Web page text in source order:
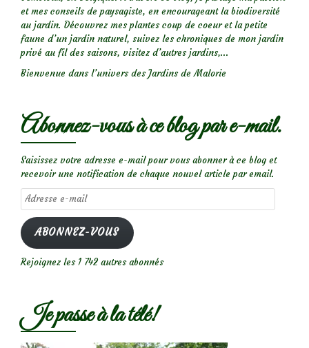
et mes conseils de paysagiste, en encourageant la biodiversité
au jardin. Découvrez mes plantes coup de coeur et la petite
faune d’un jardin naturel, suivez les chroniques de mon jardin
privé au fil des saisons, visitez d’autres jardins,...
Bienvenue dans l’univers des Jardins de Malorie
Abonnez-vous à ce blog par e-mail.
Saisissez votre adresse e-mail pour vous abonner à ce blog et
recevoir une notification de chaque nouvel article par email.
Adresse
e-
mail
ABONNEZ-VOUS
Rejoignez les 1 742 autres abonnés
Je passe à la télé!